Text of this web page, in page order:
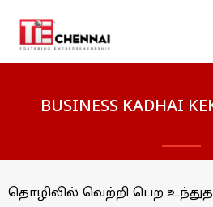
content
BUSINESS KADHAI
தொழிலில் வெற்றி பெற